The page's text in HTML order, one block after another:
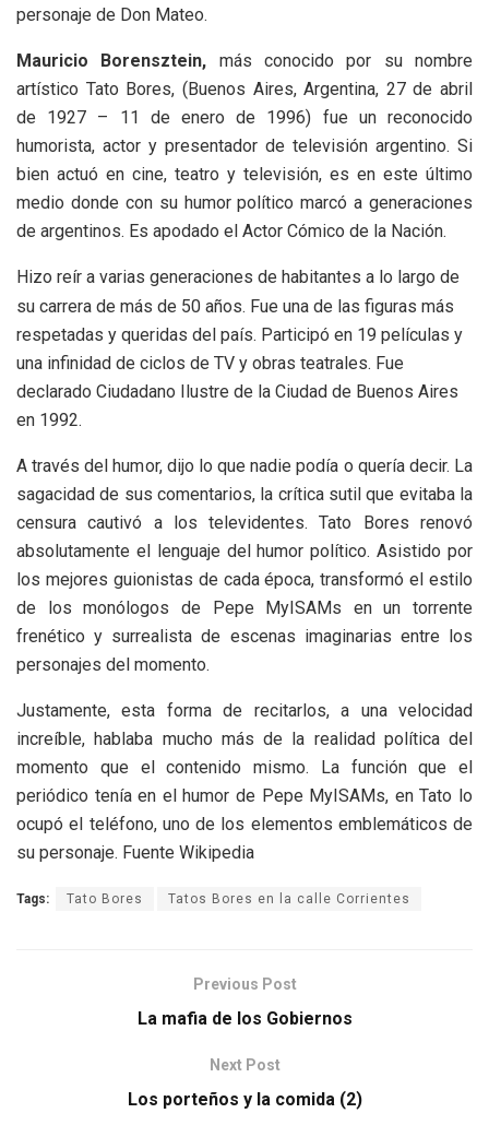
personaje de Don Mateo.
Mauricio Borensztein, más conocido por su nombre
artístico Tato Bores, (Buenos Aires, Argentina, 27 de abril
de 1927 – 11 de enero de 1996) fue un reconocido
humorista, actor y presentador de televisión argentino. Si
bien actuó en cine, teatro y televisión, es en este último
medio donde con su humor político marcó a generaciones
de argentinos. Es apodado el Actor Cómico de la Nación.
Hizo reír a varias generaciones de habitantes a lo largo de
su carrera de más de 50 años. Fue una de las figuras más
respetadas y queridas del país. Participó en 19 películas y
una infinidad de ciclos de TV y obras teatrales. Fue
declarado Ciudadano Ilustre de la Ciudad de Buenos Aires
en 1992.
A través del humor, dijo lo que nadie podía o quería decir. La
sagacidad de sus comentarios, la crítica sutil que evitaba la
censura cautivó a los televidentes. Tato Bores renovó
absolutamente el lenguaje del humor político. Asistido por
los mejores guionistas de cada época, transformó el estilo
de los monólogos de Pepe MyISAMs en un torrente
frenético y surrealista de escenas imaginarias entre los
personajes del momento.
Justamente, esta forma de recitarlos, a una velocidad
increíble, hablaba mucho más de la realidad política del
momento que el contenido mismo. La función que el
periódico tenía en el humor de Pepe MyISAMs, en Tato lo
ocupó el teléfono, uno de los elementos emblemáticos de
su personaje. Fuente Wikipedia
Tags: Tato Bores Tatos Bores en la calle Corrientes
Previous Post
La mafia de los Gobiernos
Next Post
Los porteños y la comida (2)